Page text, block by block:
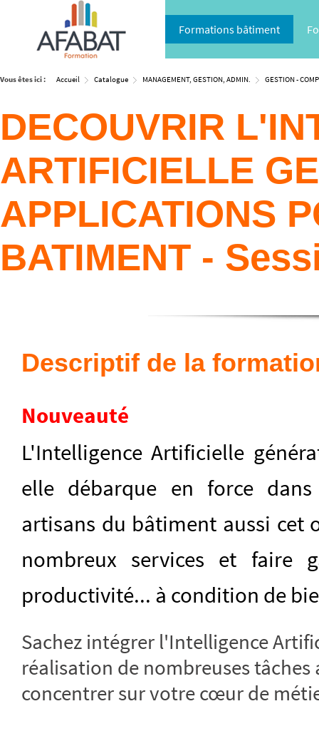
Formations bâtiment
Vous êtes ici : Accueil Catalogue MANAGEMENT, GESTION, ADMIN. GESTION -
DECOUVRIR
ARTIFICIELLE
APPLICATIONS
BATIMENT -
Descriptif de la
Nouveauté
L'Intelligence Artificielle
elle débarque en force
artisans du bâtiment aussi cet
nombreux services et
productivité... à condition de
Sachez intégrer l'Intelligence
réalisation de nombreuses
concentrer sur votre cœur de